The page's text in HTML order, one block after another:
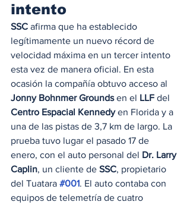
intento
SSC afirma que ha establecido
legítimamente un nuevo récord de
velocidad máxima en un tercer intento
esta vez de manera oficial. En esta
ocasión la compañía obtuvo acceso al
Jonny Bohnmer Grounds en el LLF del
Centro Espacial Kennedy en Florida y a
una de las pistas de 3,7 km de largo. La
prueba tuvo lugar el pasado 17 de
enero, con el auto personal del Dr. Larry
Caplin, un cliente de SSC, propietario
del Tuatara #001. El auto contaba con
equipos de telemetría de cuatro